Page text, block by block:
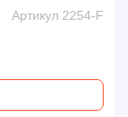
Артикул 2254-F